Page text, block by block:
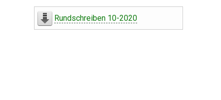
Rundschreiben 10-2020